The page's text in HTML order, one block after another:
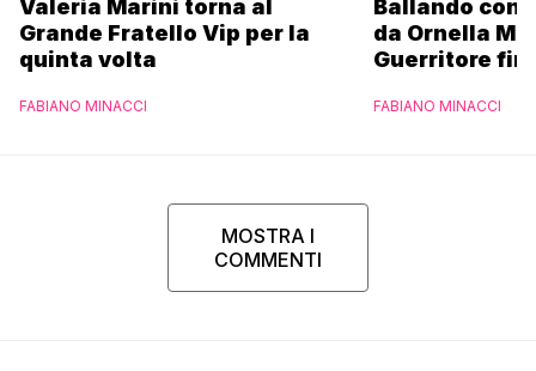
Valeria Marini torna al
Grande Fratello Vip per la
quinta volta
FABIANO MINACCI
Ballando con
da Ornella
Guerritore
l’esclusiva di
FABIANO MINACCI
MOSTRA I
COMMENTI